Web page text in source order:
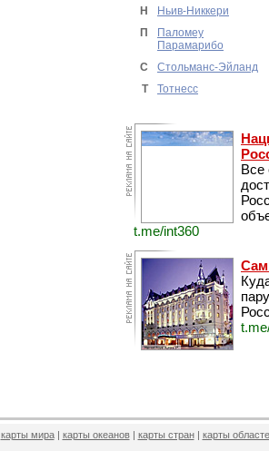
Н
Ньив-Никкери
П
Паломеу
Парамарибо
С
Стольманс-Эйланд
Т
Тотнесс
Все
t.me/int360
карты мира| карты океанов| карты стран| карты